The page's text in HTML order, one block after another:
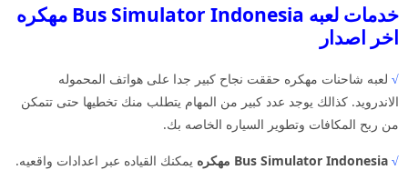
خدمات لعبه Bus Simulator Indonesia مهكره
اخر اصدار
√ لعبه شاحنات مهكره حققت نجاح كبير جدا على هواتف المحموله
الاندرويد. كذالك يوجد عدد كبير من المهام يتطلب منك تخطيها حتى تتمكن
من ربح المكافات وتطوير السياره الخاصه بك.
√ Bus Simulator Indonesia مهكره
يمكنك القياده عبر اعدادات واقعيه.